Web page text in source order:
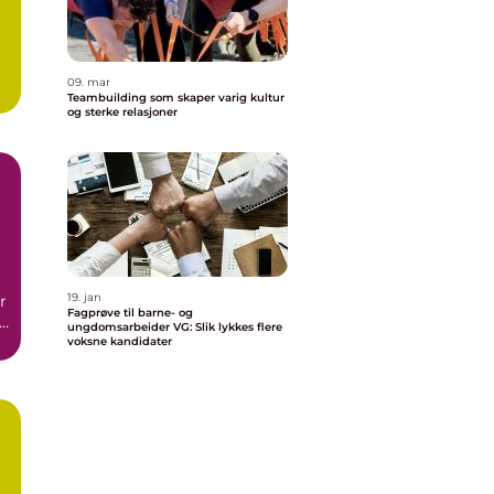
09. mar
Teambuilding som skaper varig kultur
og sterke relasjoner
19. jan
Fagprøve til barne- og
ungdomsarbeider VG: Slik lykkes flere
voksne kandidater